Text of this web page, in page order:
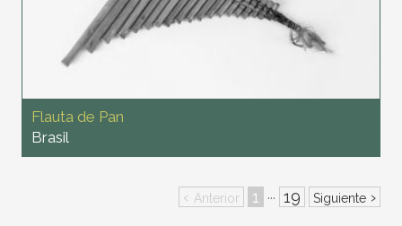
Flauta de Pan
Brasil
‹ Anterior 1 ··· 19 Siguiente ›